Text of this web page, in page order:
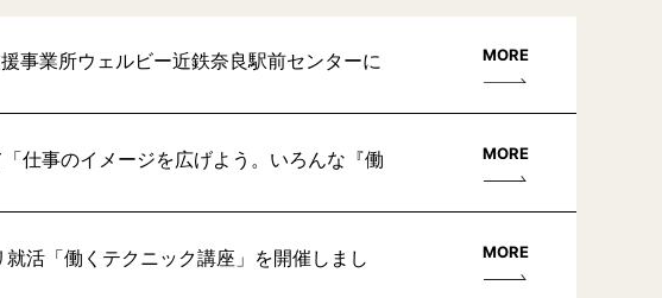
事業所ウェルビー近鉄奈良駅前センターに
MORE
仕事のイメージを広げよう。いろんな『働
MORE
活「働くテクニック講座」を開催しまし
MORE